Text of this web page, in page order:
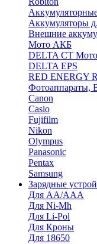
Аккумуляторы
Внешние
Мото АКБ
DELTA CT Мото
DELTA EPS
RED ENERGY
Фотоаппараты,
Canon
Casio
Fujifilm
Nikon
Olympus
Panasonic
Pentax
Samsung
Зарядные
Для AA/AAA
Для Ni-Mh
Для Li-Pol
Для Кроны
Для 18650